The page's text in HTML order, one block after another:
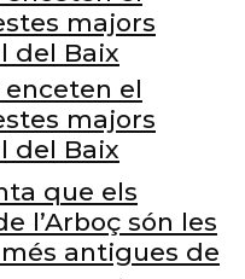
majors
del Baix
que els
l’Arboç són les
antigues de
el
majors
del Baix